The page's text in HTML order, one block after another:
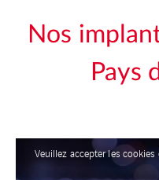
Nos
Pays
Veuillez accepter les